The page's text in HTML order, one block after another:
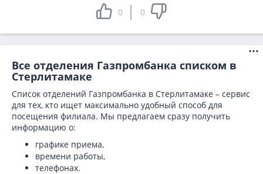
0 0
Все отделения Газпромбанка списком в
Стерлитамаке
Список отделений Газпромбанка в Стерлитамаке – сервис
для тех, кто ищет максимально удобный способ для
посещения филиала. Мы предлагаем сразу получить
информацию о:
графике приема,
времени работы,
телефонах.